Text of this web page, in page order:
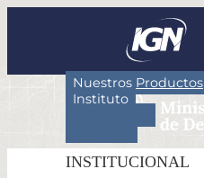
Nuestros Productos
Instituto
INSTITUCIONAL